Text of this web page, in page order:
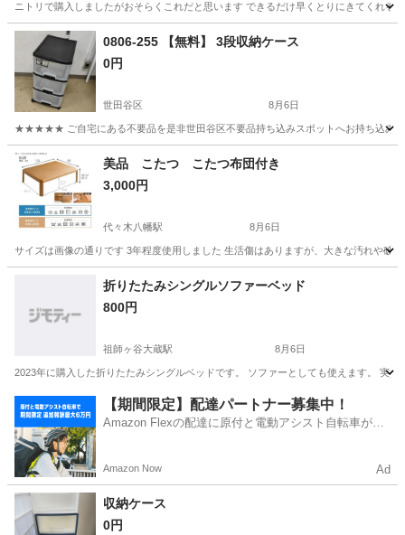
ニトリで購入しましたがおそらくこれだと思います できるだけ早くとりにきてくれる
東京 渋谷区 収納家具
0806-255 【無料】 3段収納ケース
0円
世田谷区 8月6日
★★★★★ ご自宅にある不要品を是非世田谷区不要品持ち込みスポットへお持ち込みし
東京 収納家具 スポット
美品 こたつ こたつ布団付き
3,000円
代々木八幡駅 8月6日
サイズは画像の通りです 3年程度使用しました 生活傷はありますが、大きな汚れや破
代々木八幡駅 テーブル 通り
折りたたみシングルソファーベッド
800円
祖師ヶ谷大蔵駅 8月6日
2023年に購入した折りたたみシングルベッドです。 ソファーとしても使えます。 実
祖師ヶ谷大蔵駅 ベッド
【期間限定】配達パートナー募集中！
Amazon Flexの配達に原付と電動アシスト自転車が登
Amazon Now Ad
収納ケース
0円